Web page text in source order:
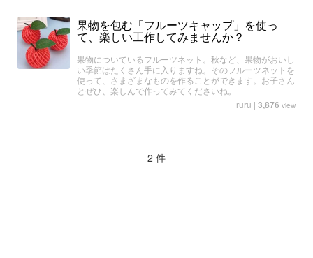
果物を包む「フルーツキャップ」を使っ
て、楽しい工作してみませんか？
果物についているフルーツネット。秋など、果物がおいし
い季節はたくさん手に入りますね。そのフルーツネットを
使って、さまざまなものを作ることができます。お子さん
とぜひ、楽しんで作ってみてくださいね。
ruru | 3,876 view
2 件